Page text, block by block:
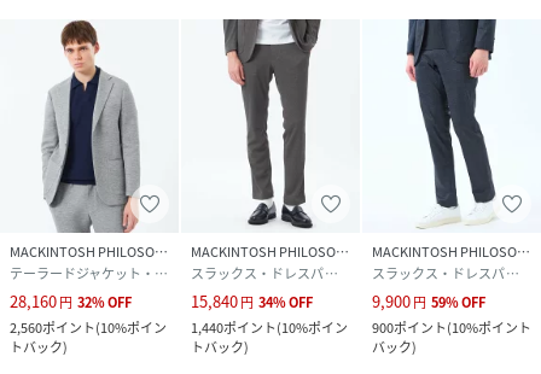
※サイズについては、仕様書のサイズを記載しており、多少
の誤差が出る場合がございます。
※この商品はサンプルでの撮影を行っています。
実際の商品とイメージ、仕様が異なる場合がございます。
性別タイプ
原産国 MADE IN CHINA
素材 ポリエステル81% 綿17% ポリウレタン2%
MACKINTOSH PHILOSOPHY
テーラードジャケット・ブレザー
28,160円 32%OFF
2,560ポイント(10%ポイン
トバック)
MACKINTOSH PHILOSOPHY
スラックス・ドレスパンツ
15,840円 34%OFF
1,440ポイント(10%ポイン
トバック)
MACKINTOSH PHILOSOPHY
スラックス・ドレスパンツ
9,900円 59%OFF
900ポイント(10%ポイント
バック)